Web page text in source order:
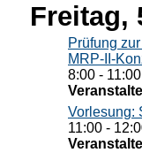
Freitag,
Prüfung
MRP-II-
8:00 -
Vorlesung:
11:00 -